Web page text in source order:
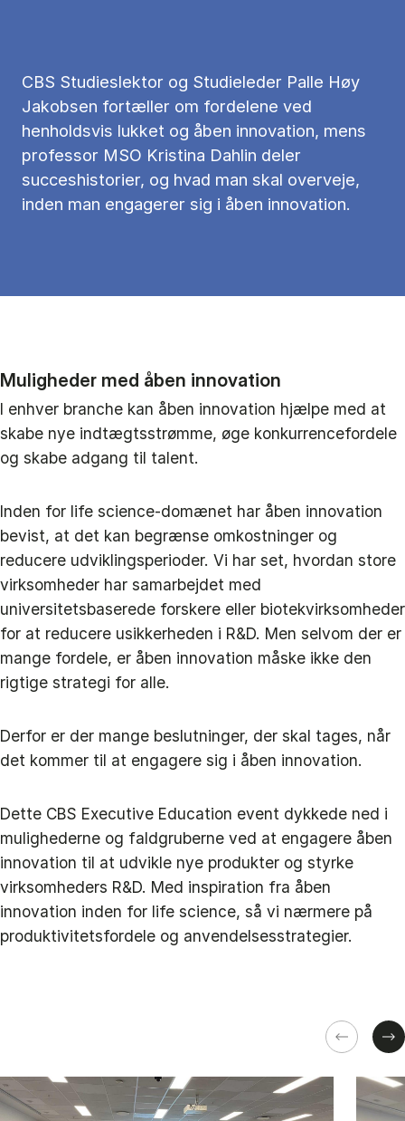
CBS Studieslektor og Studieleder Palle Høy
Jakobsen fortæller om fordelene ved
henholdsvis lukket og åben innovation, mens
professor MSO Kristina Dahlin deler
succeshistorier, og hvad man skal overveje,
inden man engagerer sig i åben innovation.
Muligheder med åben innovation
I enhver branche kan åben innovation hjælpe med at
skabe nye indtægtsstrømme, øge konkurrencefordele
og skabe adgang til talent.
Inden for life science-domænet har åben innovation
bevist, at det kan begrænse omkostninger og
reducere udviklingsperioder. Vi har set, hvordan store
virksomheder har samarbejdet med
universitetsbaserede forskere eller biotekvirksomheder
for at reducere usikkerheden i R&D. Men selvom der er
mange fordele, er åben innovation måske ikke den
rigtige strategi for alle.
Derfor er der mange beslutninger, der skal tages, når
det kommer til at engagere sig i åben innovation.
Dette CBS Executive Education event dykkede ned i
mulighederne og faldgruberne ved at engagere åben
innovation til at udvikle nye produkter og styrke
virksomheders R&D. Med inspiration fra åben
innovation inden for life science, så vi nærmere på
produktivitetsfordele og anvendelsesstrategier.